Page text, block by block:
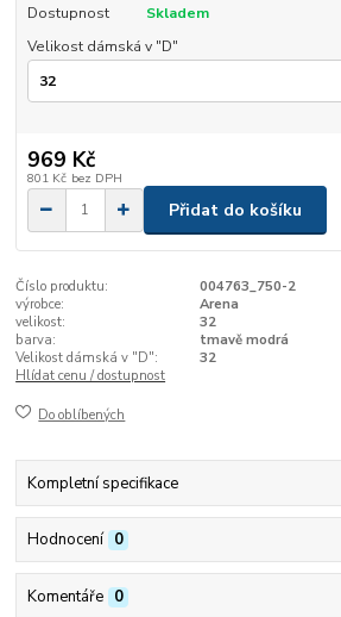
Dostupnost
Skladem
Velikost dámská v "D"
969 Kč
801 Kč bez DPH
Přidat do košíku
Číslo produktu:
004763_750-2
výrobce:
Arena
velikost:
32
barva:
tmavě modrá
Velikost dámská v "D":
32
Hlídat cenu / dostupnost
Do oblíbených
Kompletní specifikace
Hodnocení 0
Komentáře 0